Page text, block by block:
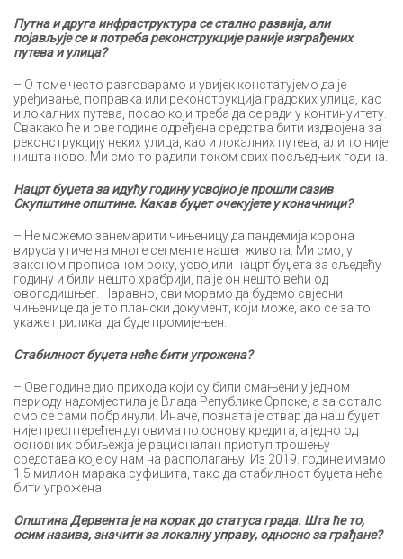
Путна и друга инфраструктура се стално развија, али
појављује се и потреба реконструкције раније изграђених
путева и улица?
– О томе често разговарамо и увијек констатујемо да је
уређивање, поправка или реконструкција градских улица, као
и локалних путева, посао који треба да се ради у континуитету.
Свакако ће и ове године одређена средства бити издвојена за
реконструкцију неких улица, као и локалних путева, али то није
ништа ново. Ми смо то радили током свих посљедњих година.
Нацрт буџета за идућу годину усвојио је прошли сазив
Скупштине општине. Какав буџет очекујете у коначници?
– Не можемо занемарити чињеницу да пандемија корона
вируса утиче на многе сегменте нашег живота. Ми смо, у
законом прописаном року, усвојили нацрт буџета за сљедећу
годину и били нешто храбрији, па је он нешто већи од
овогодишњег. Наравно, сви морамо да будемо свјесни
чињенице да је то плански документ, који може, ако се за то
укаже прилика, да буде промијењен.
Стабилност буџета неће бити угрожена?
– Ове године дио прихода који су били смањени у једном
периоду надомјестила је Влада Републике Српске, а за остало
смо се сами побринули. Иначе, позната је ствар да наш буџет
није преоптерећен дуговима по основу кредита, а једно од
основних обиљежја је рационалан приступ трошењу
средстава које су нам на располагању. Из 2019. године имамо
1,5 милион марака суфицита, тако да стабилност буџета неће
бити угрожена.
Општина Дервента је на корак до статуса града. Шта ће то,
осим назива, значити за локалну управу, односно за грађане?